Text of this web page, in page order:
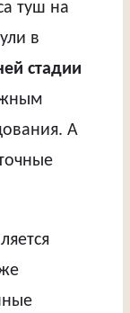
туш на
в
стадии
А